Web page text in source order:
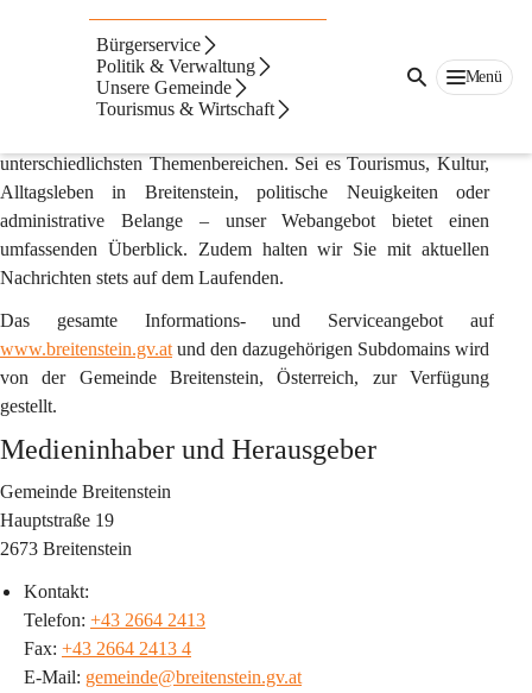
Bürgerservice
Politik & Verwaltung
Unsere Gemeinde
Tourismus & Wirtschaft
Menü
Impressum & Offenlegung gemäß §25 des
Mediengesetzes
www.breitenstein.gv.at ist die offizielle Online-Plattform der
Gemeinde Breitenstein. Hier und auf zugehörigen Subdomains
unterschiedlichsten Themenbereichen. Sei es Tourismus, Kultur,
Alltagsleben in Breitenstein, politische Neuigkeiten oder
administrative Belange – unser Webangebot bietet einen
umfassenden Überblick. Zudem halten wir Sie mit aktuellen
Nachrichten stets auf dem Laufenden.
Das gesamte Informations- und Serviceangebot auf
www.breitenstein.gv.at und den dazugehörigen Subdomains wird
von der Gemeinde Breitenstein, Österreich, zur Verfügung
gestellt.
Medieninhaber und Herausgeber
Gemeinde Breitenstein
Hauptstraße 19
2673 Breitenstein
Kontakt:
Telefon: +43 2664 2413
Fax: +43 2664 2413 4
E-Mail: gemeinde@breitenstein.gv.at